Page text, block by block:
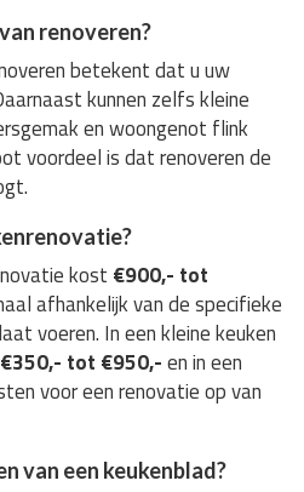
renoveren?
betekent dat u uw
kunnen zelfs kleine
en woongenot flink
voordeel is dat renoveren de
kost €900,- tot
afhankelijk van de specifieke
voeren. In een kleine keuken
€350,- tot €950,-en in een
voor een renovatie op van
van een keukenblad?